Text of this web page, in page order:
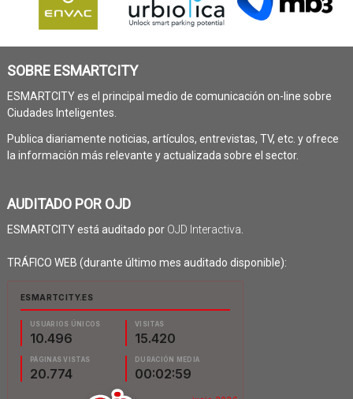
SOBRE ESMARTCITY
ESMARTCITY es el principal medio de comunicación on-line sobre
Ciudades Inteligentes.
Publica diariamente noticias, artículos, entrevistas, TV, etc. y ofrece
la información más relevante y actualizada sobre el sector.
AUDITADO POR OJD
ESMARTCITY está auditado por OJD Interactiva
TRÁFICO WEB (durante último mes auditado disponible):